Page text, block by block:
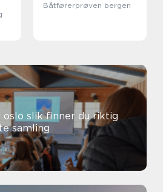
Båtførerprøven bergen
du riktig
samling